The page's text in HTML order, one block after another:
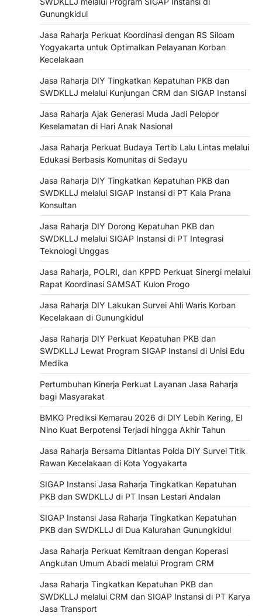
Gunungkidul
Jasa Raharja Perkuat Koordinasi dengan RS Siloam
Yogyakarta untuk Optimalkan Pelayanan Korban
Kecelakaan
Jasa Raharja DIY Tingkatkan Kepatuhan PKB dan
SWDKLLJ melalui Kunjungan CRM dan SIGAP Instansi
Jasa Raharja Ajak Generasi Muda Jadi Pelopor
Keselamatan di Hari Anak Nasional
Jasa Raharja Perkuat Budaya Tertib Lalu Lintas melalui
Edukasi Berbasis Komunitas di Sedayu
Jasa Raharja DIY Tingkatkan Kepatuhan PKB dan
SWDKLLJ melalui SIGAP Instansi di PT Kala Prana
Konsultan
Jasa Raharja DIY Dorong Kepatuhan PKB dan
SWDKLLJ melalui SIGAP Instansi di PT Integrasi
Teknologi Unggas
Jasa Raharja, POLRI, dan KPPD Perkuat Sinergi melalui
Rapat Koordinasi SAMSAT Kulon Progo
Jasa Raharja DIY Lakukan Survei Ahli Waris Korban
Kecelakaan di Gunungkidul
Jasa Raharja DIY Perkuat Kepatuhan PKB dan
SWDKLLJ Lewat Program SIGAP Instansi di Unisi Edu
Medika
Pertumbuhan Kinerja Perkuat Layanan Jasa Raharja
bagi Masyarakat
BMKG Prediksi Kemarau 2026 di DIY Lebih Kering, El
Nino Kuat Berpotensi Terjadi hingga Akhir Tahun
Jasa Raharja Bersama Ditlantas Polda DIY Survei Titik
Rawan Kecelakaan di Kota Yogyakarta
SIGAP Instansi Jasa Raharja Tingkatkan Kepatuhan
PKB dan SWDKLLJ di PT Insan Lestari Andalan
SIGAP Instansi Jasa Raharja Tingkatkan Kepatuhan
PKB dan SWDKLLJ di Dua Kalurahan Gunungkidul
Jasa Raharja Perkuat Kemitraan dengan Koperasi
Angkutan Umum Abadi melalui Program CRM
Jasa Raharja Tingkatkan Kepatuhan PKB dan
SWDKLLJ melalui CRM dan SIGAP Instansi di PT Karya
Jasa Transport